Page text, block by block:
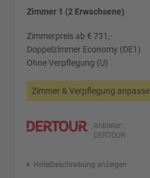
Zimmer 1 (2 Erwachsene)
Zimmerpreis ab € 731,-
Doppelzimmer Economy (DE1)
Ohne Verpflegung (U)
Zimmer & Verpflegung
Anbieter:
DERTOUR
Hotelbeschreibung anzeigen